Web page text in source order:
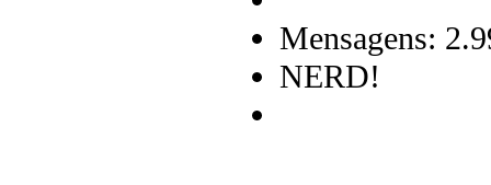
Mensagens:
NERD!